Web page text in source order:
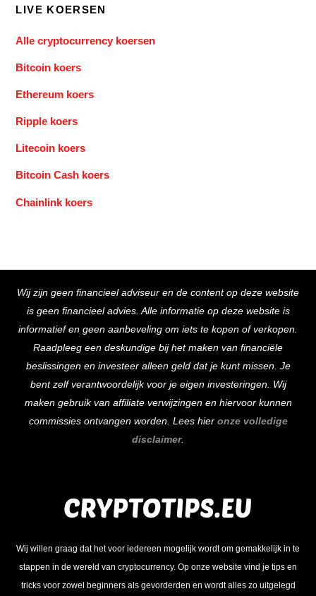
LIVE KOERSEN
Alle cryptocurrency koersen
Bitcoin koers
Ethereum koers
Ripple koers
Litecoin koers
Bitcoin Cash koers
Chainlink koers
To
Top
Wij zijn geen financieel adviseur en de content op deze website
is geen financieel advies. Alle informatie op deze website is
informatief en geen aanbeveling om iets te kopen of verkopen.
Raadpleeg een deskundige bij het maken van financiële
beslissingen en investeer alleen geld dat je kunt missen. Je
bent zelf verantwoordelijk voor je eigen investeringen. Wij
maken gebruik van affiliate verwijzingen en hiervoor kunnen
commissies ontvangen worden. Lees hier onze volledige
disclaimer.
Wij willen graag dat het voor iedereen mogelijk wordt om gemakkelijk in te
stappen in de wereld van cryptocurrency. Op onze website vind je tips en
tricks voor zowel beginners als gevorderden en wordt alles zo uitgelegd